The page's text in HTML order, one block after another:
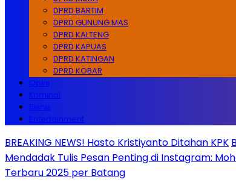
DPRD BARTIM
DPRD GUNUNG MAS
DPRD KALTENG
DPRD KAPUAS
DPRD KATINGAN
DPRD KOBAR
Opini
Kriminal
Bisnis
Entertainment
BREAKING NEWS! Hasto Kristiyanto Ditahan KPK
Mendadak Tulis Pesan Penting di Instagram:
Terbaru 2025 per Batang